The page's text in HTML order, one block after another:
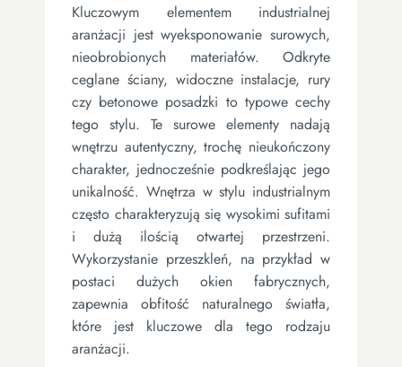
Kluczowym elementem industrialnej
aranżacji jest wyeksponowanie surowych,
nieobrobionych materiałów. Odkryte
ceglane ściany, widoczne instalacje, rury
czy betonowe posadzki to typowe cechy
tego stylu. Te surowe elementy nadają
wnętrzu autentyczny, trochę nieukończony
charakter, jednocześnie podkreślając jego
unikalność. Wnętrza w stylu industrialnym
często charakteryzują się wysokimi sufitami
i dużą ilością otwartej przestrzeni.
Wykorzystanie przeszkleń, na przykład w
postaci dużych okien fabrycznych,
zapewnia obfitość naturalnego światła,
które jest kluczowe dla tego rodzaju
aranżacji.